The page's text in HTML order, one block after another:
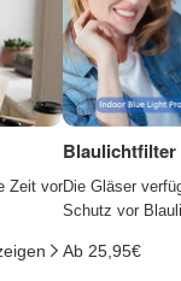
Zeit vorDie Gläser
Schutz vor
Ab 25,95€